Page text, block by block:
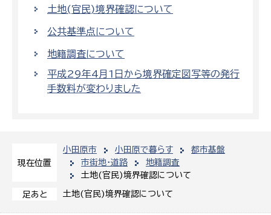
現在位置
小田原市 小田原で暮らす
都市基盤
市街地・道路
地籍調査
土地(官民)境界確認について
足あと 土地(官民)境界確認について
土地(官民)境界確認について
公共基準点について
地籍調査について
平成29年4月1日から境界確定図写等の発行
手数料が変わりました